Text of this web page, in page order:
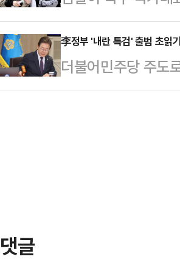
앙지법 형사합의2…
재)에 따르면 지난
과는 직접적인 관련
의 이 대통령 재판
내용을 담고 있다.
어내려 한 20대 여
에 넘겼다. 법조계
갈취한 돈을 과소
없는 점 등을 근거
李정부 '내란 특검' 출범 초읽
더불어민주당 주도
되면서 본격적인 특
댓글